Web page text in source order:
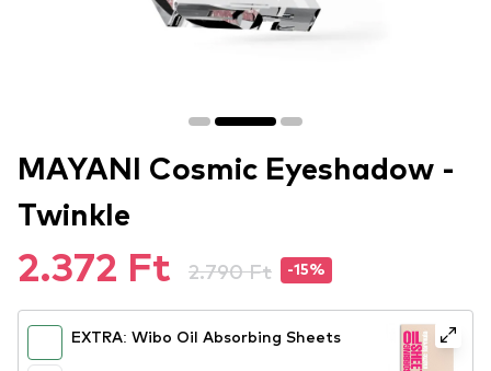
MAYANI Cosmic Eyeshadow -
Twinkle
2.372 Ft 2.790 Ft -15%
EXTRA: Wibo Oil Absorbing Sheets